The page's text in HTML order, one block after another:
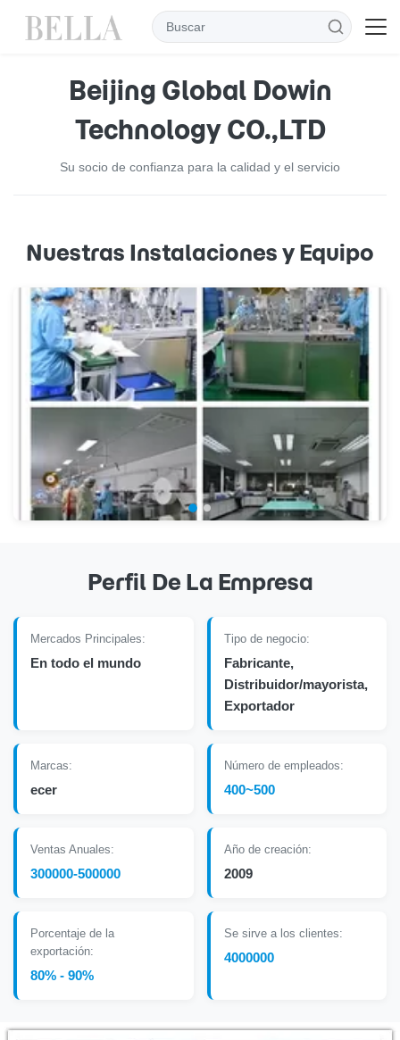
Beijing Global Dowin
Technology CO.,LTD
Su socio de confianza para la calidad y el servicio
Nuestras Instalaciones y Equipo
Perfil De La Empresa
Mercados Principales:
En todo el mundo
Tipo de negocio:
Fabricante,
Distribuidor/mayorista,
Exportador
Marcas:
ecer
Número de empleados:
400~500
Ventas Anuales:
300000-500000
Año de creación:
2009
Porcentaje de la
exportación:
80% - 90%
Se sirve a los clientes:
4000000